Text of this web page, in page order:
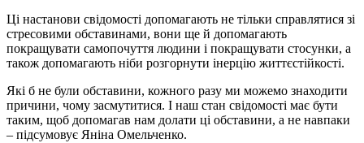
Ці настанови свідомості допомагають не тільки справлятися зі
стресовими обставинами, вони ще й допомагають
покращувати самопочуття людини і покращувати стосунки, а
також допомагають ніби розгорнути інерцію життєстійкості.
Які б не були обставини, кожного разу ми можемо знаходити
причини, чому засмутитися. І наш стан свідомості має бути
таким, щоб допомагав нам долати ці обставини, а не навпаки
– підсумовує Яніна Омельченко.